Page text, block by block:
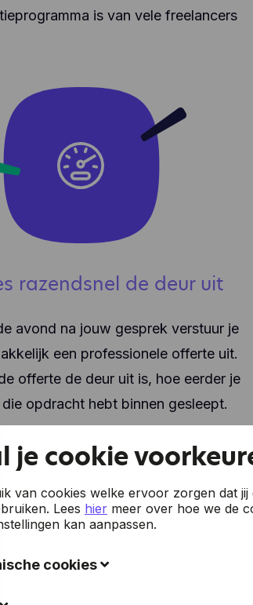
is van vele freelancers
razendsnel de deur uit
avond na jouw gesprek verstuur je
een professionele offerte uit.
offerte de deur uit is, hoe eerder je
opdracht hebt binnen gesleept.
je cookie
van cookies welke ervoor zorgen dat jij
Lees hier meer over hoe we de
kan aanpassen.
cookies
gegevens om de